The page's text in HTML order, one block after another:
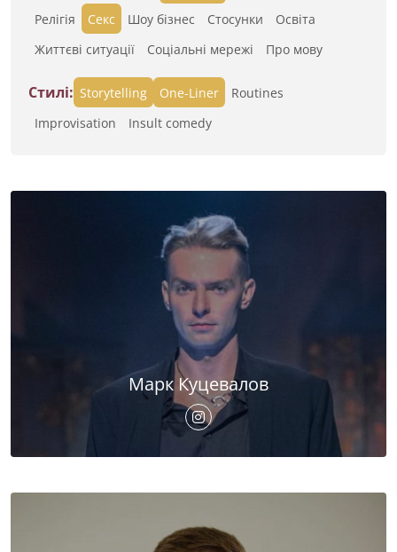
Релігія
Секс Шоу бізнес Стосунки
Освіта
Життєві ситуації
Cоціальні мережі Про мову
Стилі: Storytelling One-Liner
Routines
Improvisation
Insult comedy
Марк Куцевалов